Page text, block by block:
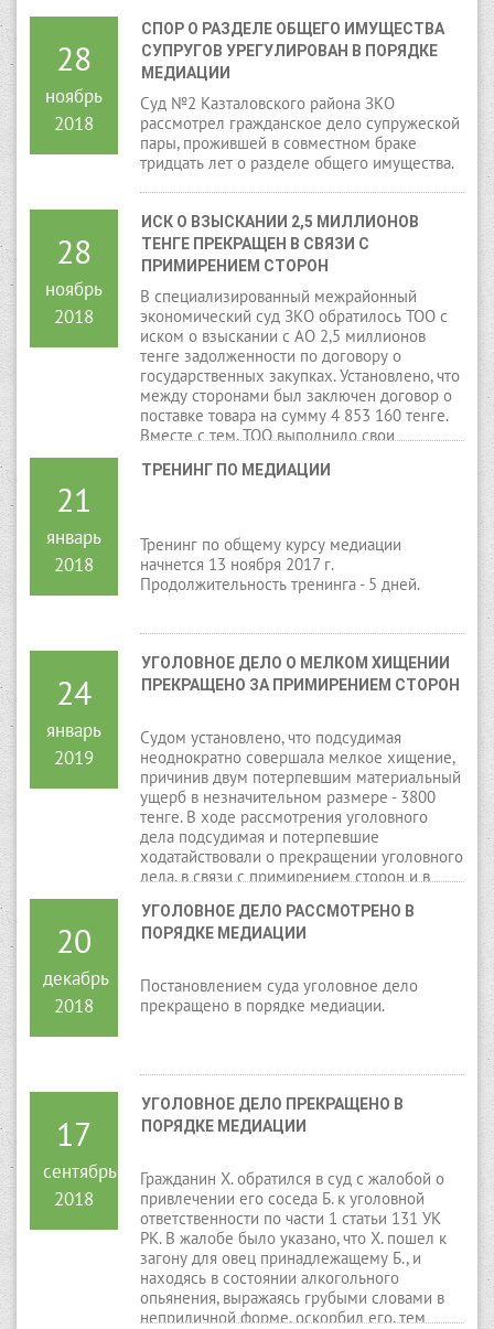
28
ноябрь
2018
СПОР О РАЗДЕЛЕ ОБЩЕГО ИМУЩЕСТВА
СУПРУГОВ УРЕГУЛИРОВАН В ПОРЯДКЕ
МЕДИАЦИИ
Суд №2 Казталовского района ЗКО
рассмотрел гражданское дело супружеской
пары, прожившей в совместном браке
тридцать лет о разделе общего имущества.
28
ноябрь
2018
ИСК О ВЗЫСКАНИИ 2,5 МИЛЛИОНОВ
ТЕНГЕ ПРЕКРАЩЕН В СВЯЗИ С
ПРИМИРЕНИЕМ СТОРОН
В специализированный межрайонный
экономический суд ЗКО обратилось ТОО с
иском о взыскании с АО 2,5 миллионов
тенге задолженности по договору о
государственных закупках. Установлено, что
между сторонами был заключен договор о
поставке товара на сумму 4 853 160 тенге.
Вместе с тем, ТОО выполнило свои
за поставленный товар лишь частично.
21
январь
2018
ТРЕНИНГ ПО МЕДИАЦИИ
Тренинг по общему курсу медиации
начнется 13 ноября 2017 г.
Продолжительность тренинга - 5 дней.
24
январь
2019
УГОЛОВНОЕ ДЕЛО О МЕЛКОМ ХИЩЕНИИ
ПРЕКРАЩЕНО ЗА ПРИМИРЕНИЕМ СТОРОН
Судом установлено, что подсудимая
неоднократно совершала мелкое хищение,
причинив двум потерпевшим материальный
ущерб в незначительном размере - 3800
тенге. В ходе рассмотрения уголовного
дела подсудимая и потерпевшие
ходатайствовали о прекращении уголовного
дела, в связи с примирением сторон и в
20
декабрь
2018
УГОЛОВНОЕ ДЕЛО РАССМОТРЕНО В
ПОРЯДКЕ МЕДИАЦИИ
Постановлением суда уголовное дело
прекращено в порядке медиации.
17
сентябрь
2018
УГОЛОВНОЕ ДЕЛО ПРЕКРАЩЕНО В
ПОРЯДКЕ МЕДИАЦИИ
Гражданин Х. обратился в суд с жалобой о
привлечении его соседа Б. к уголовной
ответственности по части 1 статьи 131 УК
РК. В жалобе было указано, что Х. пошел к
загону для овец принадлежащему Б., и
находясь в состоянии алкогольного
опьянения, выражаясь грубыми словами в
неприличной форме, оскорбил его, тем